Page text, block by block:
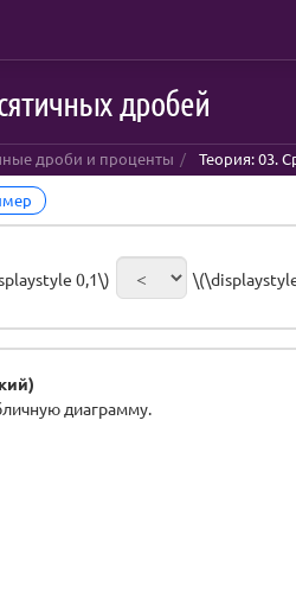
дробей
дроби и проценты Теория: 03.
0,1\)
диаграмму.